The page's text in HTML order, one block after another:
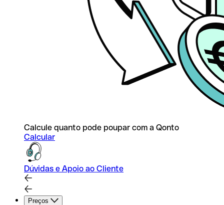
Calcule quanto pode poupar com a Qonto
Calcular
Dúvidas e Apoio ao Cliente
Preços